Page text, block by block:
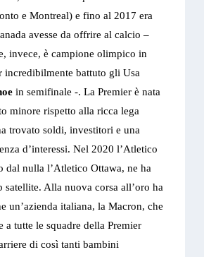
e Montreal) e fino al 2017 era
avesse da offrire al calcio –
invece, è campione olimpico in
incredibilmente battuto gli Usa
in semifinale -. La Premier è nata
minore rispetto alla ricca lega
trovato soldi, investitori e una
d’interessi. Nel 2020 l’Atletico
dal nulla l’Atletico Ottawa, ne ha
satellite. Alla nuova corsa all’oro ha
un’azienda italiana, la Macron, che
a tutte le squadre della Premier
di così tanti bambini